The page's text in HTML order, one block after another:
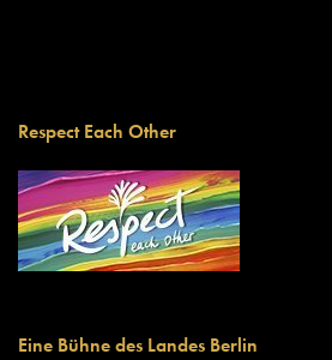
Respect Each Other
Eine Bühne des Landes Berlin